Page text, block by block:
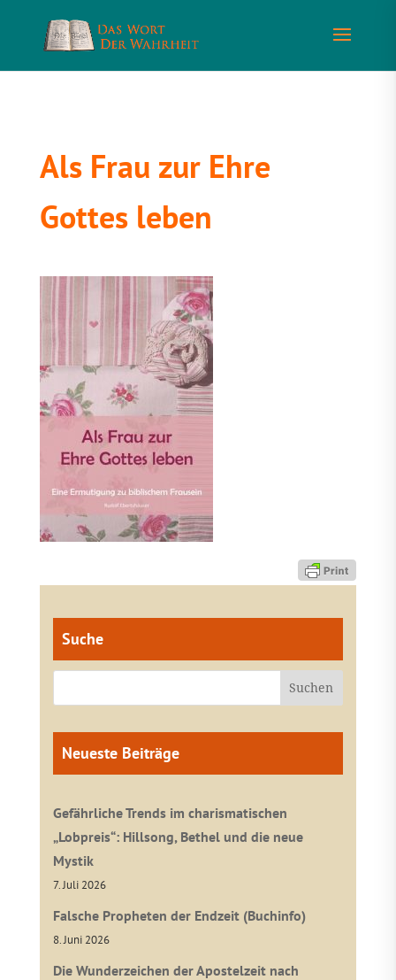
Als Frau zur Ehre
Gottes leben
Suche
Neueste Beiträge
Gefährliche Trends im charismatischen
„Lobpreis“: Hillsong, Bethel und die neue
Mystik
7. Juli 2026
Falsche Propheten der Endzeit (Buchinfo)
8. Juni 2026
Die Wunderzeichen der Apostelzeit nach